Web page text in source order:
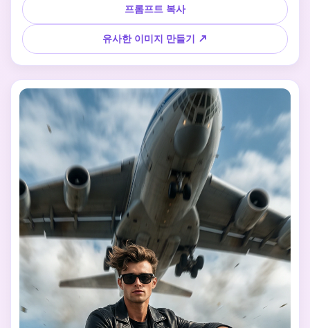
합니다. 주체는 높은 풀이나 조용한 야외 장소에 침착하게 앉
아, 편안한 자세, 부드럽고 내성적인 기분, 꽃이나 식물과 같은
단순한 자연 요소와 상호작용합니다. 의상은 최소한과 우아한,
부드러운 직물 텍스처를 가진 밝은 색상의 의상을 유지하고,
자연스럽게 스타일링됩니다. 조명은 따뜻하고 영화적인 색조,
미묘한 하이라이트와 섬세한 그림자를 가진 부드러운 자연의
낮빛입니다. 부드럽게 흐릿한 바탕의 풀이 바람에 가볍게 움직
이는 얕은 밭의 깊이가 있다. 색상 등급은 조용하고 정교하며,
약간 따뜻하고, 필름 같고 대기적이다. 전체적인 느낌은 고급
패션 또는 라이프스타일 잡지 사진처럼 차분하고 낭만적이며
예술적이고 사설적입니다. 사실적인 사진 스타일, 깨끗한 구
성, 영원한 미학. 일러스트, 만화, 무거운 필터, 텍스트, 워터마
크, 로고가 없습니다.
프롬프트 복사
유사한 이미지 만들기 ↗